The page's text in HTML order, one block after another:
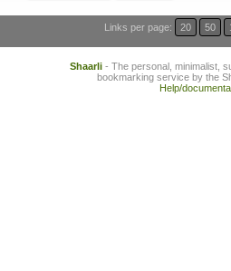
Links per page: 20 50
Shaarli- The personal, minimalist,
bookmarking service by the
Help/